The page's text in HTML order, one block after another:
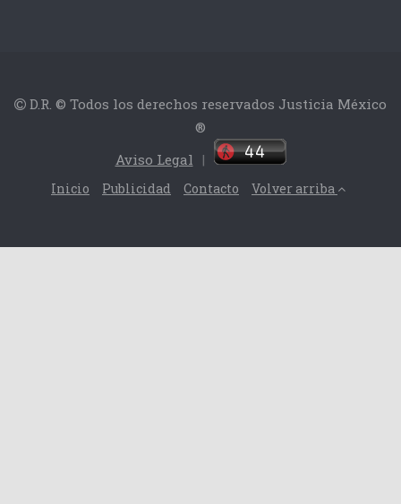
D.R. © Todos los derechos reservados Justicia México
®
Aviso Legal |
Inicio Publicidad Contacto Volver arriba